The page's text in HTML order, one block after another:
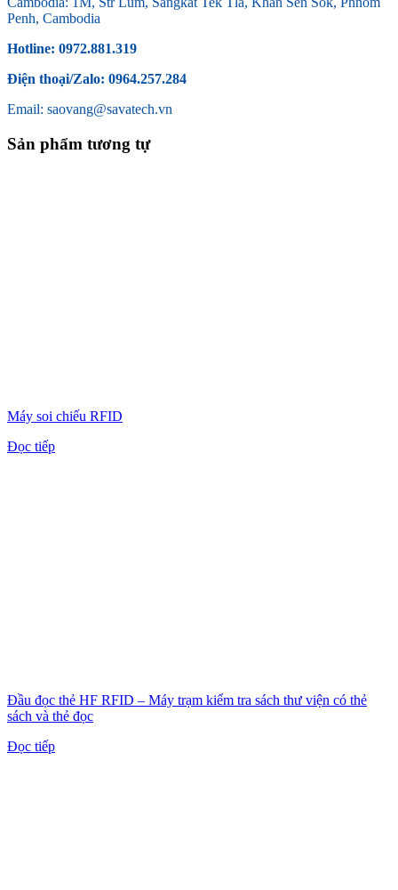
Penh, Cambodia
Hotline: 0972.881.319
Điện thoại/Zalo: 0964.257.284
Email: saovang@savatech.vn
Sản phẩm tương tự
Máy soi chiếu RFID
Đọc tiếp
Đầu đọc thẻ HF RFID – Máy trạm kiểm tra sách thư viện có thẻ
sách và thẻ đọc
Đọc tiếp